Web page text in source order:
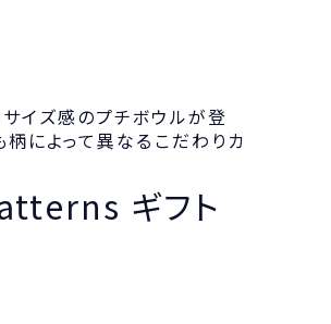
イズ感のプチボウルが登
柄によって異なるこだわりカ
ギフト